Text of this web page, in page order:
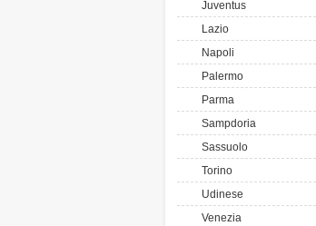
Juventus
Lazio
Napoli
Palermo
Parma
Sampdoria
Sassuolo
Torino
Udinese
Venezia